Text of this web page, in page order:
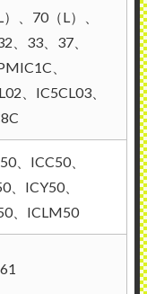
、70（L）、
、33、37、
、
、IC5CL03、
、ICC50、
、ICY50、
、ICLM50